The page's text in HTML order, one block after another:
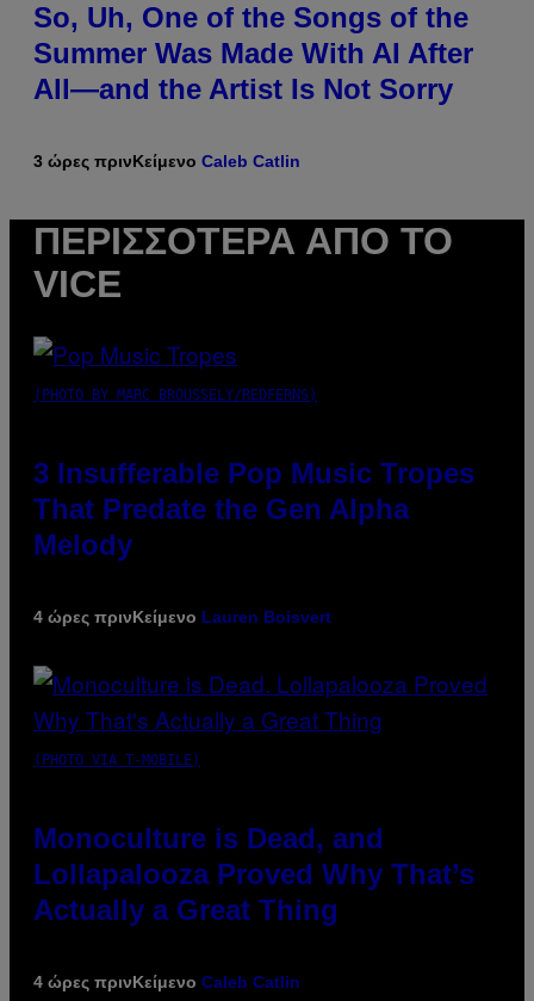
So, Uh, One of the Songs of the
Summer Was Made With AI After
All—and the Artist Is Not Sorry
3 ώρες πρινΚείμενο Caleb Catlin
ΠΕΡΙΣΣΌΤΕΡΑ ΑΠΌ ΤΟ
VICE
(PHOTO BY MARC BROUSSELY/REDFERNS)
3 Insufferable Pop Music Tropes
That Predate the Gen Alpha
Melody
4 ώρες πρινΚείμενο Lauren Boisvert
(PHOTO VIA T-MOBILE)
Monoculture is Dead, and
Lollapalooza Proved Why That’s
Actually a Great Thing
4 ώρες πρινΚείμενο Caleb Catlin